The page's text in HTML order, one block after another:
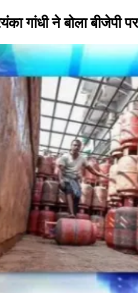
गांधी ने बोला बीजेपी